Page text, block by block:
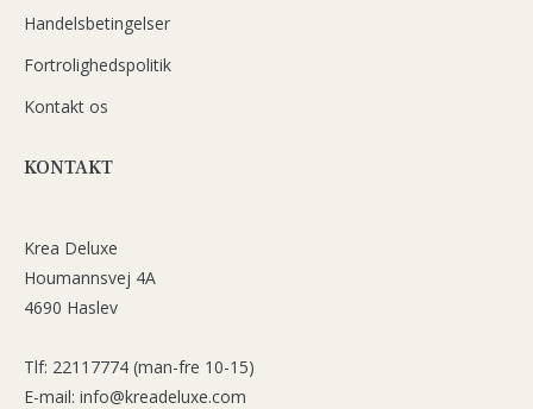
Handelsbetingelser
Fortrolighedspolitik
Kontakt os
KONTAKT
Krea Deluxe
Houmannsvej 4A
4690 Haslev
Tlf: 22117774 (man-fre 10-15)
E-mail: info@kreadeluxe.com